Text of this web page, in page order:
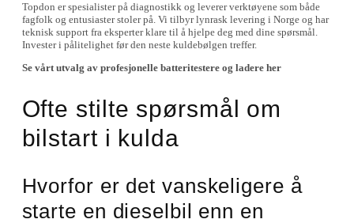
Topdon er spesialister på diagnostikk og leverer verktøyene som både
fagfolk og entusiaster stoler på. Vi tilbyr lynrask levering i Norge og har
teknisk support fra eksperter klare til å hjelpe deg med dine spørsmål.
Invester i pålitelighet før den neste kuldebølgen treffer.
Se vårt utvalg av profesjonelle batteritestere og ladere her
Ofte stilte spørsmål om
bilstart i kulda
Hvorfor er det vanskeligere å
starte en dieselbil enn en